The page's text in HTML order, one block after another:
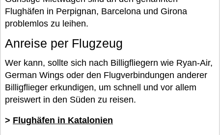
Flughäfen in Perpignan, Barcelona und Girona
problemlos zu leihen.
Anreise per Flugzeug
Wer kann, sollte sich nach Billigfliegern wie Ryan-Air,
German Wings oder den Flugverbindungen anderer
Billigflieger erkundigen, um schnell und vor allem
preiswert in den Süden zu reisen.
> Flughäfen in Katalonien